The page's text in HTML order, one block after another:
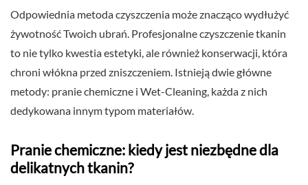
Odpowiednia metoda czyszczenia może znacząco wydłużyć
żywotność Twoich ubrań. Profesjonalne czyszczenie tkanin
to nie tylko kwestia estetyki, ale również konserwacji, która
chroni włókna przed zniszczeniem. Istnieją dwie główne
metody: pranie chemiczne i Wet-Cleaning, każda z nich
dedykowana innym typom materiałów.
Pranie chemiczne: kiedy jest niezbędne dla
delikatnych tkanin?